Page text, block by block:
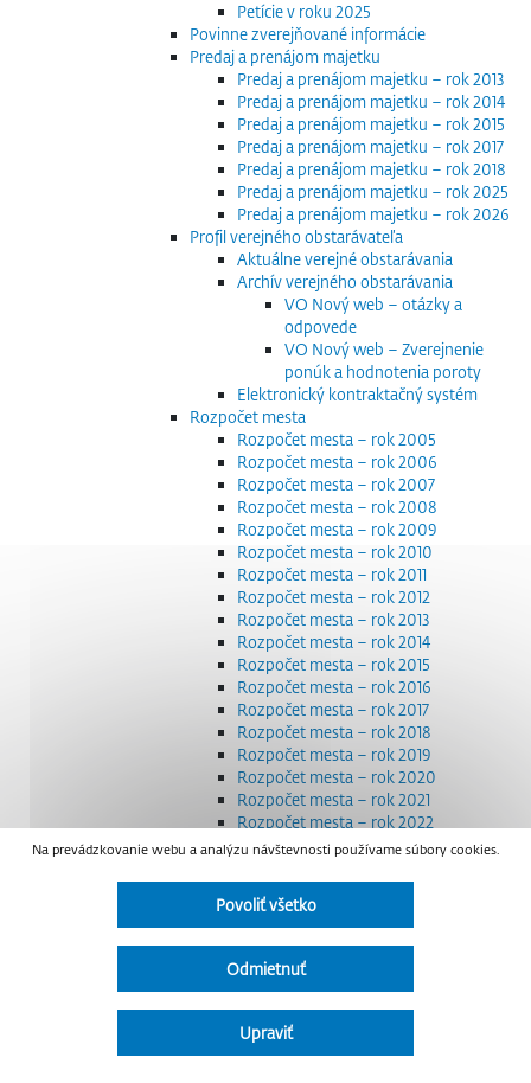
Petície v roku 2025
Povinne zverejňované informácie
Predaj a prenájom majetku
Predaj a prenájom majetku – rok 2013
Predaj a prenájom majetku – rok 2014
Predaj a prenájom majetku – rok 2015
Predaj a prenájom majetku – rok 2017
Predaj a prenájom majetku – rok 2018
Predaj a prenájom majetku – rok 2025
Predaj a prenájom majetku – rok 2026
Profil verejného obstarávateľa
Aktuálne verejné obstarávania
Archív verejného obstarávania
VO Nový web – otázky a
odpovede
VO Nový web – Zverejnenie
ponúk a hodnotenia poroty
Elektronický kontraktačný systém
Rozpočet mesta
Rozpočet mesta – rok 2005
Rozpočet mesta – rok 2006
Rozpočet mesta – rok 2007
Rozpočet mesta – rok 2008
Rozpočet mesta – rok 2009
Rozpočet mesta – rok 2010
Rozpočet mesta – rok 2011
Rozpočet mesta – rok 2012
Rozpočet mesta – rok 2013
Rozpočet mesta – rok 2014
Rozpočet mesta – rok 2015
Rozpočet mesta – rok 2016
Rozpočet mesta – rok 2017
Rozpočet mesta – rok 2018
Rozpočet mesta – rok 2019
Rozpočet mesta – rok 2020
Rozpočet mesta – rok 2021
Rozpočet mesta – rok 2022
Rozpočet mesta – rok 2023
Rozpočet mesta – rok 2026
Smernice a dokumenty
Strategické dokumenty
Transparentnosť a výdavky na štátnu reklamu
Všeobecne záväzné nariadenia – VZN
Detail nariadenia
Na prevádzkovanie webu a analýzu návštevnosti používame súbory cookies.
Povoliť všetko
Odmietnuť
Upraviť